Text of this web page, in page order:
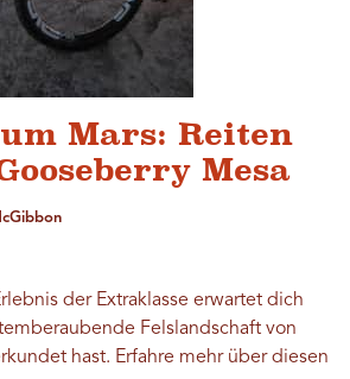
Mars: Reiten
Mesa
der Extraklasse erwartet dich
Felslandschaft von
hast. Erfahre mehr über diesen